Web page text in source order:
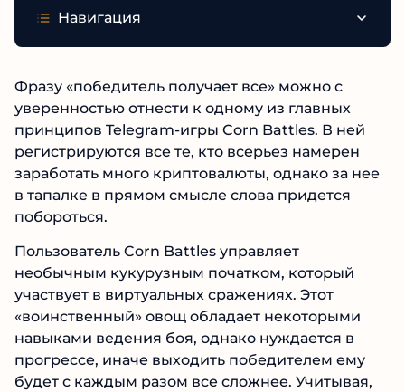
Навигация
Фразу «победитель получает все» можно с
уверенностью отнести к одному из главных
принципов Telegram-игры Corn Battles. В ней
регистрируются все те, кто всерьез намерен
заработать много криптовалюты, однако за нее
в тапалке в прямом смысле слова придется
побороться.
Пользователь Corn Battles управляет
необычным кукурузным початком, который
участвует в виртуальных сражениях. Этот
«воинственный» овощ обладает некоторыми
навыками ведения боя, однако нуждается в
прогрессе, иначе выходить победителем ему
будет с каждым разом все сложнее. Учитывая,